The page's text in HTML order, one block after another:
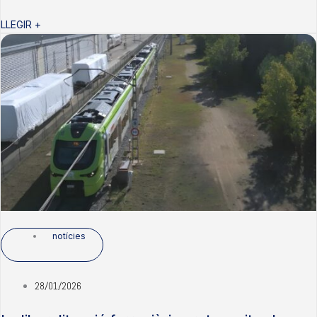
LLEGIR +
notícies
28/01/2026